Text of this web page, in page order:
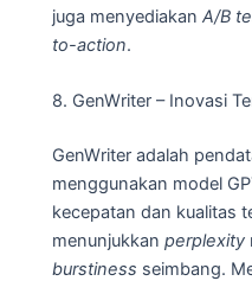
juga menyediakan A/B
to-action.
8. GenWriter – Inovasi
GenWriter adalah
menggunakan model
kecepatan dan kualitas
menunjukkan perplexity
burstiness seimbang.